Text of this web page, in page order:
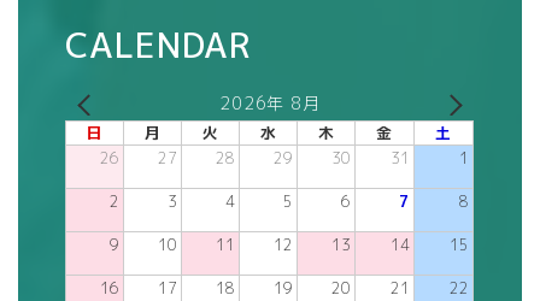
CALENDAR
2026年 8月
日 月 火 水 木 金 土
26 27 28 29 30 31 1
2 3 4 5 6 7 8
9 10 11 12 13 14 15
16 17 18 19 20 21 22